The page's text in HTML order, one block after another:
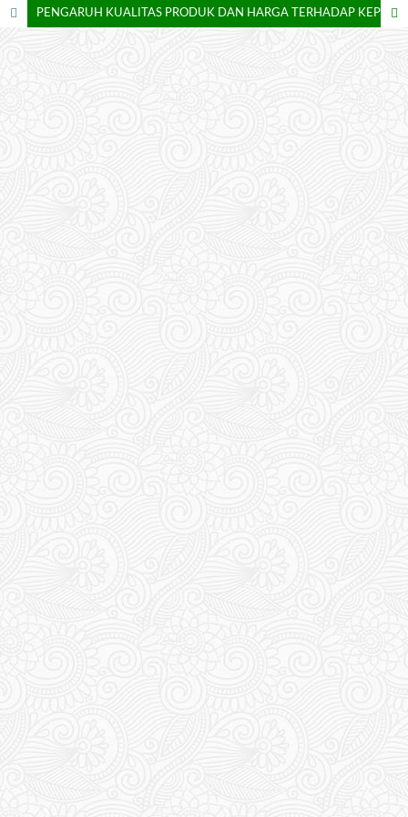
PENGARUH KUALITAS PRODUK DAN HARGA TERHADAP KEPUTUSAN PEMBELIAN CAT MEREK TOA PADA DEPO BANGUNAN TANGERANG SELATAN